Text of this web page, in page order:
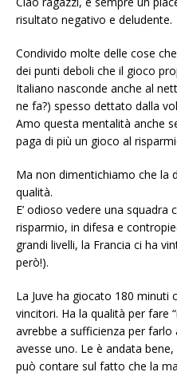
risultato negativo e deludente.
Condivido molte delle cose
dei punti deboli che il gioco
Italiano nasconde anche al
ne fa?) spesso dettato dalla
Amo questa mentalità anche
paga di più un gioco al
Ma non dimentichiamo che la
qualità.
E’ odioso vedere una squadra
risparmio, in difesa e
grandi livelli, la Francia ci ha
però!).
La Juve ha giocato 180 minuti
vincitori. Ha la qualità per fare
avrebbe a sufficienza per farlo
avesse uno. Le è andata
può contare sul fatto che la